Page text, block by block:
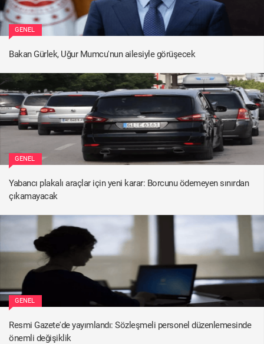
GENEL
Bakan Gürlek, Uğur Mumcu'nun ailesiyle görüşecek
GENEL
Yabancı plakalı araçlar için yeni karar: Borcunu ödemeyen sınırdan
çıkamayacak
GENEL
Resmi Gazete'de yayımlandı: Sözleşmeli personel düzenlemesinde
önemli değişiklik